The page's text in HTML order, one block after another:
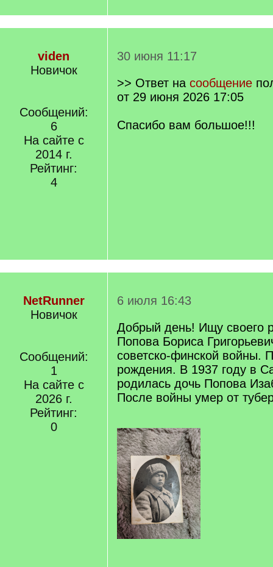
viden
Новичок
Сообщений:
6
На сайте с
2014 г.
Рейтинг:
4
30 июня 11:17
>> Ответ на сообщение
от 29 июня 2026 17:05
Спасибо вам большое!!!
NetRunner
Новичок
Сообщений:
1
На сайте с
2026 г.
Рейтинг:
0
6 июля 16:43
Добрый день! Ищу своего
Попова Бориса
советско-финской войны.
рождения. В 1937 году в
родилась дочь Попова
После войны умер от